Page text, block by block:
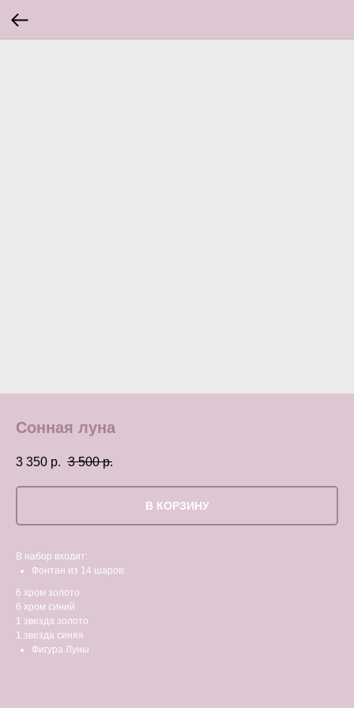
Сонная луна
3 350 р. 3 500 р.
В КОРЗИНУ
В набор входит:
Фонтан из 14 шаров:
6 хром золото
6 хром синий
1 звезда золото
1 звезда синяя
Фигура Луны